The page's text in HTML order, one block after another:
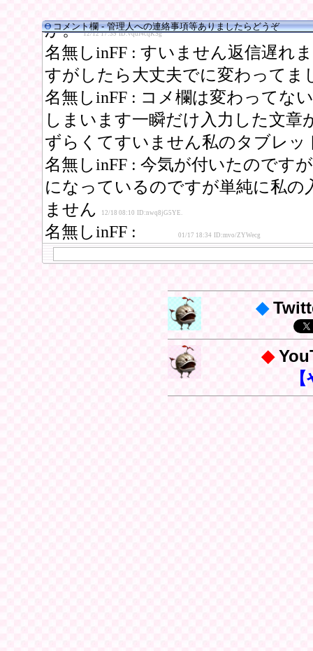
コメント欄 - 管理人への連絡事項等ありましたらどうぞ
◆
◆